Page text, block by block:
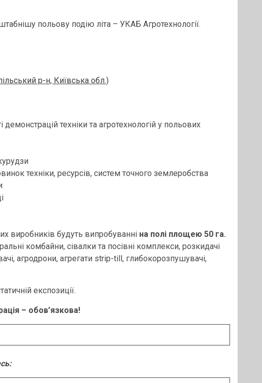
польову подію літа – УКАБ Агротехнології.
р-н, Київська обл.)
техніки та агротехнологій у польових
техніки, ресурсів, систем точного землеробства
виробників будуть випробуванні на полі площею 50 га.
комбайни, сівалки та посівні комплекси, розкидачі
агродрони, агрегати strip-till, глибокорозпушувачі,
експозиції.
– обов’язкова!